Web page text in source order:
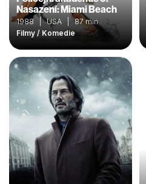
Nasazení: Miami Beach
1988 | USA | 87 min
Filmy / Komedie